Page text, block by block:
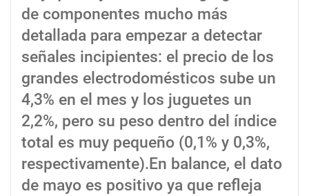
de componentes mucho más
detallada para empezar a detectar
señales incipientes: el precio de los
grandes electrodomésticos sube un
4,3% en el mes y los juguetes un
2,2%, pero su peso dentro del índice
total es muy pequeño (0,1% y 0,3%,
respectivamente).En balance, el dato
de mayo es positivo ya que refleja